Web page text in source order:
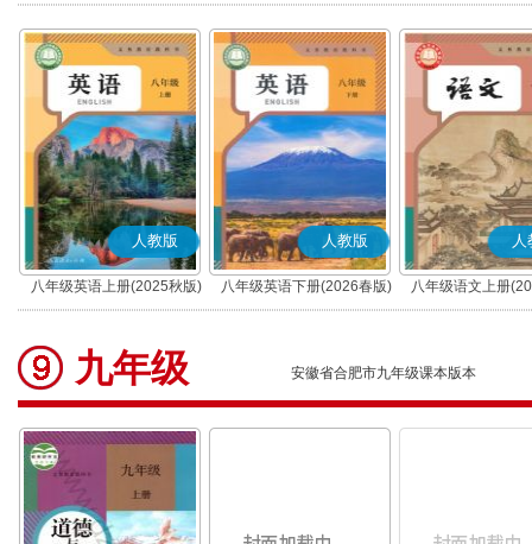
人教版
八年级英语上册(2025秋版)
人教版
八年级英语下册(2026春版)
人
八年级语文上册
(部编版)
九年级 安徽省合肥市九年级课本版本